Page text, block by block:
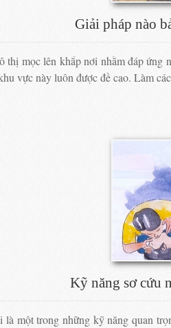
Giải pháp nào
thị mọc lên khắp nơi nhằm đáp
vực này luôn được đề cao. Làm
Kỹ năng sơ cứu
một trong những kỹ năng quan